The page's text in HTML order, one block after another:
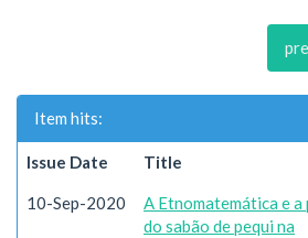
Item hits:
Issue Date Title
10-Sep-2020
A Etnomatemática e a
do sabão de pequi na